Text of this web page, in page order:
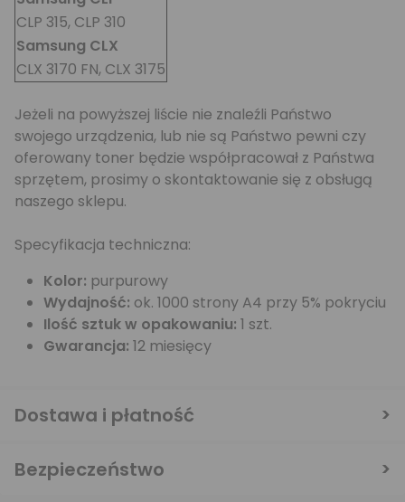
CLP 315, CLP 310
Samsung CLX
CLX 3170 FN, CLX 3175
Jeżeli na powyższej liście nie znaleźli Państwo
swojego urządzenia, lub nie są Państwo pewni czy
oferowany toner będzie współpracował z Państwa
sprzętem, prosimy o skontaktowanie się z obsługą
naszego sklepu.
Specyfikacja techniczna:
Kolor: purpurowy
Wydajność: ok. 1000 strony A4 przy 5% pokryciu
Ilość sztuk w opakowaniu: 1 szt.
Gwarancja: 12 miesięcy
Dostawa i płatność
Bezpieczeństwo